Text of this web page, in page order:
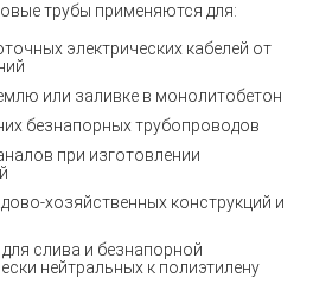
трубы применяются для:
электрических кабелей от
или заливке в монолитобетон
безнапорных трубопроводов
при изготовлении
хозяйственных конструкций и
слива и безнапорной
нейтральных к полиэтилену